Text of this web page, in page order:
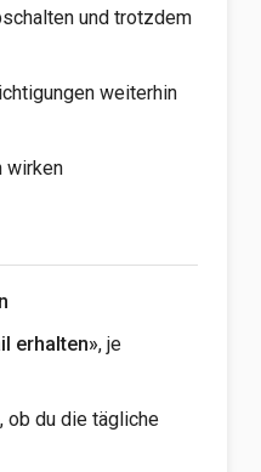
und trotzdem
weiterhin
wirken
erhalten», je
ob du die tägliche